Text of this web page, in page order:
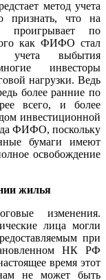
метод учета
что на
по
как ФИФО стал
учета выбытия
инвесторы
нагрузки. Ведь
более ранние по
всего, и более
инвестиционной
ФИФО, поскольку
бумаги имеют
освобождение
жилья
изменения.
лица могли
при
НК РФ
время этот
не может быть